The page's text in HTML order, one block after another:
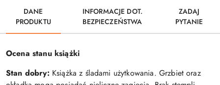
DANE
PRODUKTU
INFORMACJE DOT.
BEZPIECZEŃSTWA
ZADAJ
PYTANIE
Ocena stanu książki
Stan dobry: Książka z śladami użytkowania. Grzbiet oraz